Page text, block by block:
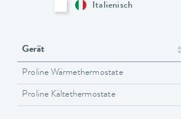
Italienisch
Gerät
Proline Wärmethermostate
Proline Kältethermostate